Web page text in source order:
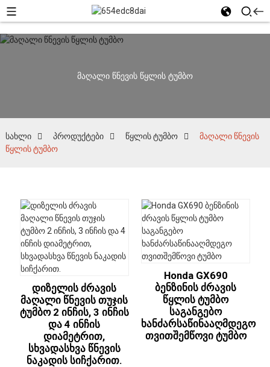
მაღალი წნევის წყლის ტუმბო
სახლი პროდუქტები წყლის ტუმბო
მაღალი წნევის
წყლის ტუმბო
Დიზელის Ძრავის
Მაღალი Წნევის Თუჯის
Ტუმბო 2 Ინჩის, 3 Ინჩის
Და 4 Ინჩის
Დიამეტრით,
Სხვადასხვა Წნევის
Ნაკადის Სიჩქარით.
Honda GX690
Ბენზინის Ძრავის
Წყლის Ტუმბო
Საგანგებო
Ხანძარსაწინააღმდეგო
Თვითშემწოვი Ტუმბო